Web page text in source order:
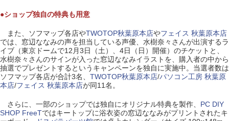
●ショップ独自の特典も用意
また、ソフマップ各店やTWOTOP秋葉原本店やフェイス 秋葉原本店
では、窓辺ななみの声を担当している声優、水樹奈々さんが出演するラ
イブ（東京ドームで12月3日（土）、4日（日）開催）のチケットと、
水樹奈々さんのサインが入った窓辺ななみイラストを、購入者の中から
抽選でプレゼントするというキャンペーンを独自に実施中。当選者数は
ソフマップ各店が合計3名、 TWOTOP秋葉原本店/パソコン工房 秋葉原
本店/フェイス 秋葉原本店が同11名。
さらに、一部のショップでは独自にオリジナル特典を製作、 PC DIY
SHOP FreeTではキートップに浴衣姿の窓辺ななみがプリントされたキ